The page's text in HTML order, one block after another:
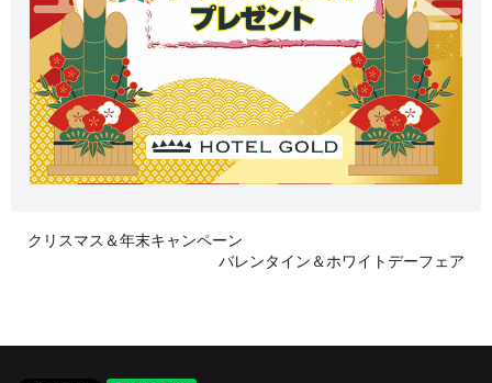
クリスマス＆年末キャンペーン
バレンタイン＆ホワイトデーフェア